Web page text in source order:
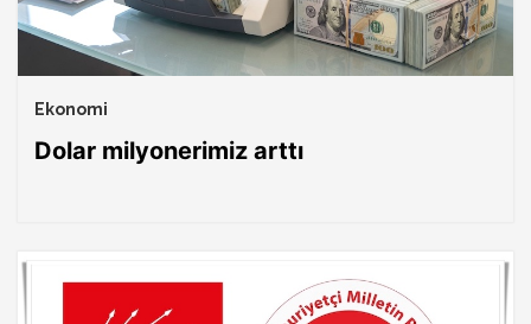
Ekonomi
Dolar milyonerimiz arttı